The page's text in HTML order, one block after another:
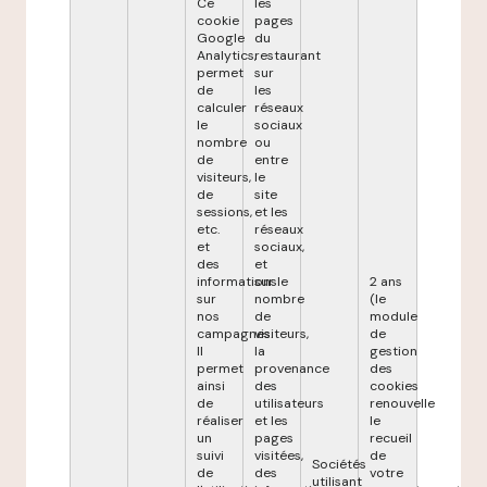
cookie
Google
Analytics,
permet
de
calculer
le
nombre
de
visiteurs,
de
sessions,
etc.
et
des
informations
sur
nos
campagnes.
Il
permet
ainsi
de
réaliser
un
suivi
de
pages
du
restaurant
sur
les
réseaux
sociaux
ou
entre
le
site
et les
réseaux
sociaux,
et
sur le
nombre
de
visiteurs,
la
provenance
des
utilisateurs
et les
pages
visitées,
des
Sociétés
utilisant
2 ans
(le
module
de
gestion
des
cookies
renouvelle
le
recueil
de
votre